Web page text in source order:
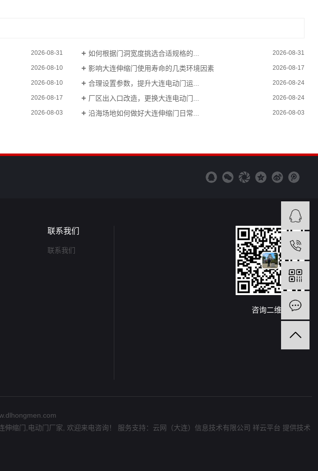
2026-08-31 如何根据门洞宽度挑选合适规格的... 2026-08-31
2026-08-10 影响大连伸缩门使用寿命的几类环境因素 2026-08-17
2026-08-10 合理设置参数，提升大连电动门运... 2026-08-24
2026-08-17 厂区出入口改造，更换大连电动门... 2026-08-24
2026-08-03 沿海场地如何做好大连伸缩门日常... 2026-08-03
联系我们
联系我们
咨询二维码
伸缩门 电动门厂家 , 欢迎来电咨询！ 服务支持： 云网（大连）信息技术有限公司 祥云平台 提供技术